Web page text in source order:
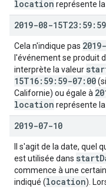
location représente la
2019-08-
Cela n'indique pas
l'événement se produit
interprète la valeur
15T16:59:59-07:00
Californie) ou égale à
location représente la
2019-07-10
Il s'agit de la date, quel
est utilisée dans start
commence à une
indiqué (location).